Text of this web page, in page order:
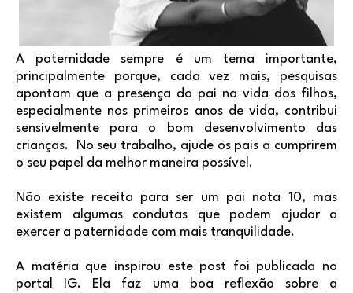
A paternidade sempre é um tema importante,
principalmente porque, cada vez mais, pesquisas
apontam que a presença do pai na vida dos filhos,
especialmente nos primeiros anos de vida, contribui
sensivelmente para o bom desenvolvimento das
crianças. No seu trabalho, ajude os pais a cumprirem
o seu papel da melhor maneira possível.
Não existe receita para ser um pai nota 10, mas
existem algumas condutas que podem ajudar a
exercer a paternidade com mais tranquilidade.
A matéria que inspirou este post foi publicada no
portal IG. Ela faz uma boa reflexão sobre a